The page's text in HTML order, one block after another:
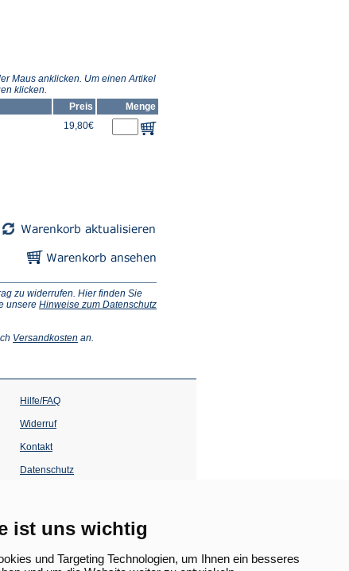
ist uns wichtig
und Targeting Technologien, um Ihnen ein besseres
Maus anklicken. Um einen Artikel
klicken.
Preis
Menge
19,80€
zu widerrufen. Hier finden Sie
unsere Hinweise zum Datenschutz
Versandkosten (Öffnet
Tab)
an.
Hilfe/FAQ
Widerruf
Kontakt
Datenschutz
einem